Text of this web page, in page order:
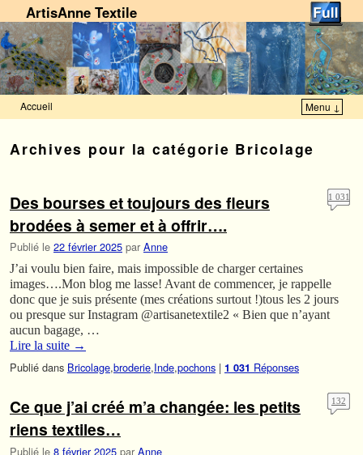
ArtisAnne Textile
Accueil Menu ↓
Archives pour la catégorie Bricolage
Des bourses et toujours des fleurs
brodées à semer et à offrir….
Publié le 22 février 2025 par Anne
1 031
J’ai voulu bien faire, mais impossible de charger certaines
images….Mon blog me lasse! Avant de commencer, je rappelle
donc que je suis présente (mes créations surtout !)tous les 2 jours
ou presque sur Instagram @artisanetextile2 « Bien que n’ayant
aucun bagage, …
Lire la suite →
Publié dans Bricolage,broderie,Inde,pochons | 1 031 Réponses
Ce que j’ai créé m’a changée: les petits
riens textiles…
Publié le 8 février 2025 par Anne
132